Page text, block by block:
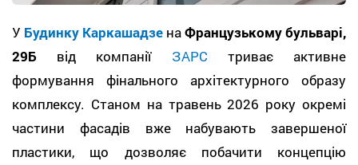
У Будинку Каркашадзе наФранцузькому бульварі,
29Б від компанії ЗАРС триває активне
формування фінального архітектурного образу
комплексу. Станом на травень 2026 року окремі
частини фасадів вже набувають завершеної
пластики, що дозволяє побачити концепцію